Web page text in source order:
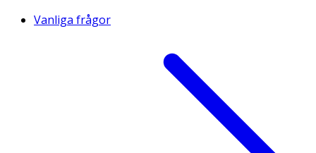
Vanliga frågor